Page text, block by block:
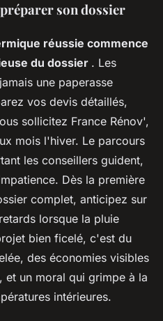
son dossier
réussie commence
du dossier . Les
une paperasse
vos devis détaillés,
sollicitez France Rénov',
mois l'hiver. Le parcours
les conseillers guident,
Dès la première
complet, anticipez sur
lorsque la pluie
bien ficelé, c'est du
des économies visibles
et un moral qui grimpe à la
intérieures.